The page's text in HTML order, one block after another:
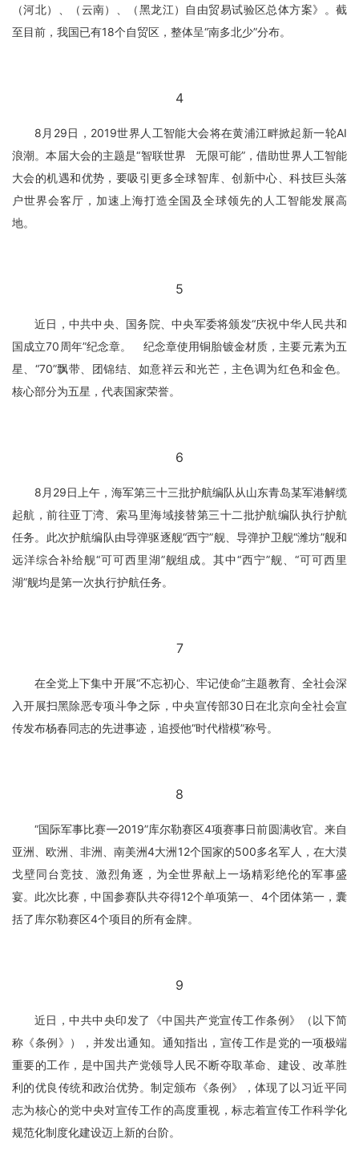
（河北）、（云南）、（黑龙江）自由贸易试验区总体方案》。截
至目前，我国已有18个自贸区，整体呈“南多北少”分布。
4
8月29日，2019世界人工智能大会将在黄浦江畔掀起新一轮AI
浪潮。本届大会的主题是“智联世界 无限可能”，借助世界人工智能
大会的机遇和优势，要吸引更多全球智库、创新中心、科技巨头落
户世界会客厅，加速上海打造全国及全球领先的人工智能发展高
地。
5
近日，中共中央、国务院、中央军委将颁发“庆祝中华人民共和
国成立70周年”纪念章。 纪念章使用铜胎镀金材质，主要元素为五
星、“70”飘带、团锦结、如意祥云和光芒，主色调为红色和金色。
核心部分为五星，代表国家荣誉。
6
8月29日上午，海军第三十三批护航编队从山东青岛某军港解缆
起航，前往亚丁湾、索马里海域接替第三十二批护航编队执行护航
任务。此次护航编队由导弹驱逐舰“西宁”舰、导弹护卫舰“潍坊”舰和
远洋综合补给舰“可可西里湖”舰组成。其中“西宁”舰、“可可西里
湖”舰均是第一次执行护航任务。
7
在全党上下集中开展“不忘初心、牢记使命”主题教育、全社会深
入开展扫黑除恶专项斗争之际，中央宣传部30日在北京向全社会宣
传发布杨春同志的先进事迹，追授他“时代楷模”称号。
8
“国际军事比赛—2019”库尔勒赛区4项赛事日前圆满收官。来自
亚洲、欧洲、非洲、南美洲4大洲12个国家的500多名军人，在大漠
戈壁同台竞技、激烈角逐，为全世界献上一场精彩绝伦的军事盛
宴。此次比赛，中国参赛队共夺得12个单项第一、4个团体第一，囊
括了库尔勒赛区4个项目的所有金牌。
9
近日，中共中央印发了《中国共产党宣传工作条例》（以下简
称《条例》），并发出通知。通知指出，宣传工作是党的一项极端
重要的工作，是中国共产党领导人民不断夺取革命、建设、改革胜
利的优良传统和政治优势。制定颁布《条例》，体现了以习近平同
志为核心的党中央对宣传工作的高度重视，标志着宣传工作科学化
规范化制度化建设迈上新的台阶。